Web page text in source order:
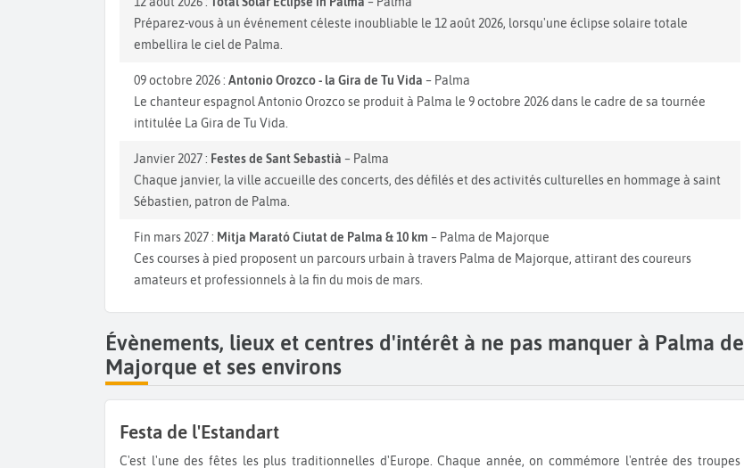
Préparez-vous à un événement céleste inoubliable le 12 août 2026, lorsqu'une éclipse solaire totale
embellira le ciel de Palma.
09 octobre 2026 : Antonio Orozco - la Gira de Tu Vida – Palma
Le chanteur espagnol Antonio Orozco se produit à Palma le 9 octobre 2026 dans le cadre de sa tournée
intitulée La Gira de Tu Vida.
Janvier 2027 : Festes de Sant Sebastià – Palma
Chaque janvier, la ville accueille des concerts, des défilés et des activités culturelles en hommage à saint
Sébastien, patron de Palma.
Fin mars 2027 : Mitja Marató Ciutat de Palma & 10 km – Palma de Majorque
Ces courses à pied proposent un parcours urbain à travers Palma de Majorque, attirant des coureurs
amateurs et professionnels à la fin du mois de mars.
Évènements, lieux et centres d'intérêt à ne pas manquer à Palma de
Majorque et ses environs
Festa de l'Estandart
C'est l'une des fêtes les plus traditionnelles d'Europe. Chaque année, on commémore l'entrée des troupes